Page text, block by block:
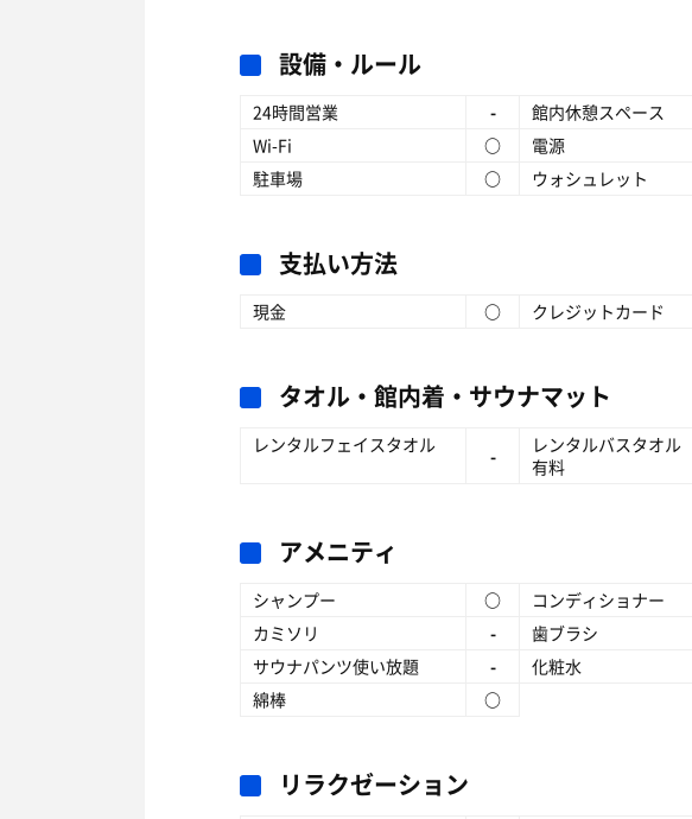
設備・ルール
24時間営業 - 館内休憩スペース
Wi-Fi
○ 電源
駐車場
○ ウォシュレット
支払い方法
現金 ○ クレジットカード
タオル・館内着・サウナマット
レンタルフェイスタオル -
レンタルバスタオル
有料
アメニティ
シャンプー ○ コンディショナー
カミソリ
- 歯ブラシ
サウナパンツ使い放題
- 化粧水
綿棒
○
リラクゼーション